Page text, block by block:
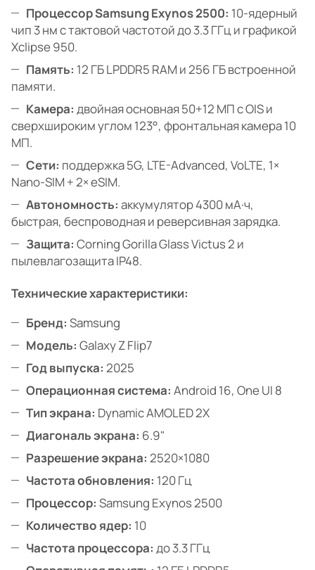
Процессор Samsung Exynos 2500: 10-ядерный
чип 3 нм с тактовой частотой до 3.3 ГГц и графикой
Xclipse 950.
Память: 12 ГБ LPDDR5 RAM и 256 ГБ встроенной
памяти.
Камера: двойная основная 50+12 МП с OIS и
сверхшироким углом 123°, фронтальная камера 10
МП.
Сети: поддержка 5G, LTE-Advanced, VoLTE, 1×
Nano-SIM + 2× eSIM.
Автономность: аккумулятор 4300 мА·ч,
быстрая, беспроводная и реверсивная зарядка.
Защита: Corning Gorilla Glass Victus 2 и
пылевлагозащита IP48.
Технические характеристики:
Бренд: Samsung
Модель: Galaxy Z Flip7
Год выпуска: 2025
Операционная система: Android 16, One UI 8
Тип экрана: Dynamic AMOLED 2X
Диагональ экрана: 6.9"
Разрешение экрана: 2520×1080
Частота обновления: 120 Гц
Процессор: Samsung Exynos 2500
Количество ядер: 10
Частота процессора: до 3.3 ГГц